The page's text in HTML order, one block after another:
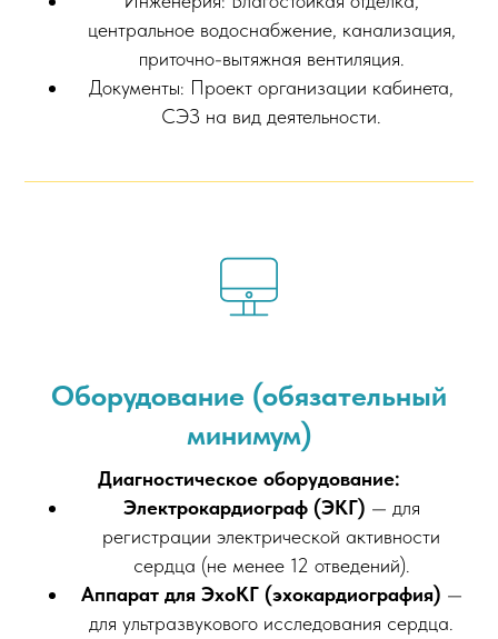
центральное водоснабжение, канализация,
приточно-вытяжная вентиляция.
Документы: Проект организации кабинета,
СЭЗ на вид деятельности.
Оборудование (обязательный
минимум)
Диагностическое оборудование:
Электрокардиограф (ЭКГ) — для
регистрации электрической активности
сердца (не менее 12 отведений).
Аппарат для ЭхоКГ (эхокардиография) —
для ультразвукового исследования сердца.